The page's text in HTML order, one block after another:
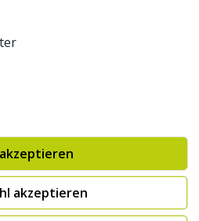
KG
Erklärung zur Barrierefreiheit
zuzüglich Versandkosten. Die
der UVP des Herstellers. 1nur bei
oder "Sofort verfügbar") |
ab € 100,- Bestellwert.
akzeptieren